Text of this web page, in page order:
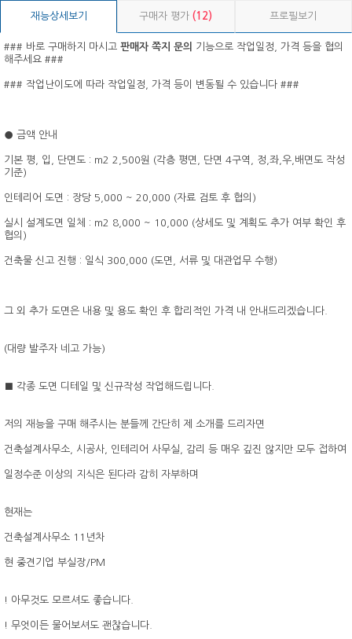
재능상세보기 구매자 평가(12) 프로필보기
### 바로 구매하지 마시고 판매자 쪽지 문의
기능으로 작업일정, 가격 등을 협의
해주세요 ###
### 작업난이도에 따라 작업일정, 가격 등이 변동될 수 있습니다 ###
● 금액 안내
기본 평, 입, 단면도 : m2 2,500원 (각층 평면, 단면 4구역, 정,좌,우,배면도 작성
기준)
인테리어 도면 : 장당 5,000 ~ 20,000 (자료 검토 후 협의)
실시 설계도면 일체 : m2 8,000 ~ 10,000 (상세도 및 계획도 추가 여부 확인 후
협의)
건축물 신고 진행 : 일식 300,000 (도면, 서류 및 대관업무 수행)
그 외 추가 도면은 내용 및 용도 확인 후 합리적인 가격 내 안내드리겠습니다.
(대량 발주자 네고 가능)
■ 각종 도면 디테일 및 신규작성 작업해드립니다.
저의 재능을 구매 해주시는 분들께 간단히 제 소개를 드리자면
건축설계사무소, 시공사, 인테리어 사무실, 감리 등 매우 깊진 않지만 모두 접하여
일정수준 이상의 지식은 된다라 감히 자부하며
현재는
건축설계사무소 11년차
현 중견기업 부실장/PM
! 아무것도 모르셔도 좋습니다.
! 무엇이든 물어보셔도 괜찮습니다.